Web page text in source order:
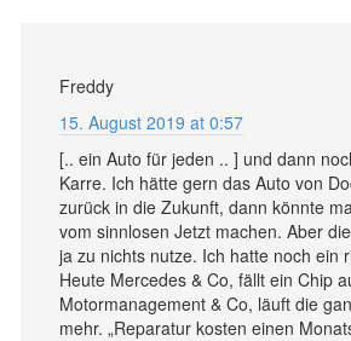
Freddy
15. August 2019 at 0:57
[.. ein Auto für jeden .. ] und dann
Karre. Ich hätte gern das Auto von
zurück in die Zukunft, dann könnte
vom sinnlosen Jetzt machen. Aber
ja zu nichts nutze. Ich hatte noch ein
Heute Mercedes & Co, fällt ein Chip
Motormanagement & Co, läuft die
mehr. „Reparatur kosten einen